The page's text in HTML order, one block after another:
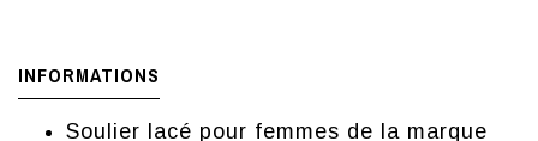
INFORMATIONS
Soulier lacé pour femmes de la marque